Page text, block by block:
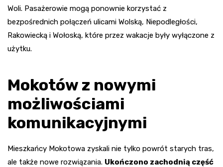
Woli. Pasażerowie mogą ponownie korzystać z
bezpośrednich połączeń ulicami Wolską, Niepodległości,
Rakowiecką i Wołoską, które przez wakacje były wyłączone z
użytku.
Mokotów z nowymi
możliwościami
komunikacyjnymi
Mieszkańcy Mokotowa zyskali nie tylko powrót starych tras,
ale także nowe rozwiązania. Ukończono zachodnią część